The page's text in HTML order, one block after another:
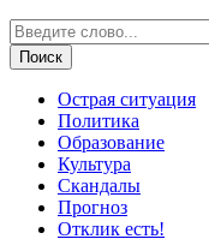
Острая ситуация
Политика
Образование
Культура
Скандалы
Прогноз
Отклик есть!